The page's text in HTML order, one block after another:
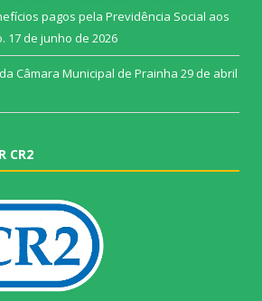
pagos pela Previdência Social aos
17 de junho de 2026
Câmara Municipal de Prainha 29 de abril
CR2